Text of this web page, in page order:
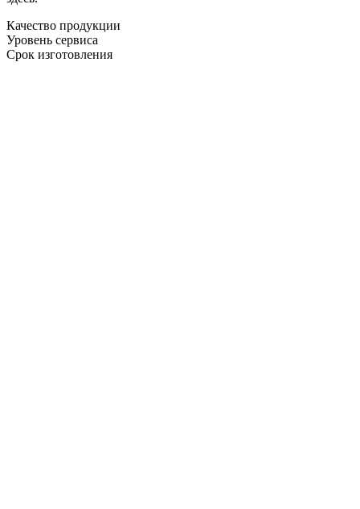
Качество продукции
Уровень сервиса
Срок изготовления